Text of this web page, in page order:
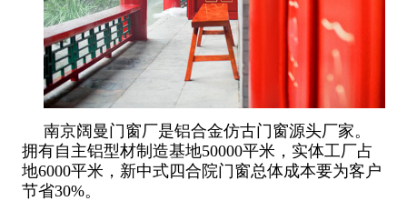
南京阔曼门窗厂是铝合金仿古门窗源头厂家。
拥有自主铝型材制造基地50000平米，实体工厂占
地6000平米，新中式四合院门窗总体成本要为客户
节省30%。